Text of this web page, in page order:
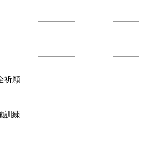
祈願
訓練